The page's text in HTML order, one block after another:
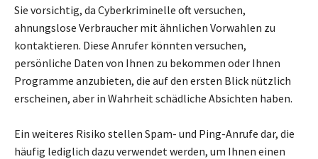
Sie vorsichtig, da Cyberkriminelle oft versuchen,
ahnungslose Verbraucher mit ähnlichen Vorwahlen zu
kontaktieren. Diese Anrufer könnten versuchen,
persönliche Daten von Ihnen zu bekommen oder Ihnen
Programme anzubieten, die auf den ersten Blick nützlich
erscheinen, aber in Wahrheit schädliche Absichten haben.
Ein weiteres Risiko stellen Spam- und Ping-Anrufe dar, die
häufig lediglich dazu verwendet werden, um Ihnen einen